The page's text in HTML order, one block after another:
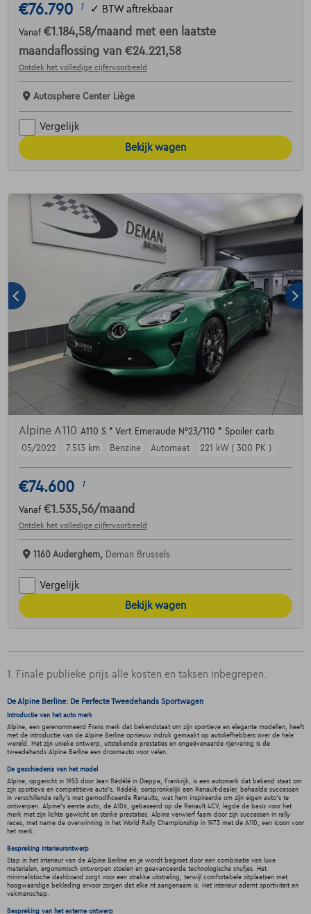
€76.790 1 ✓ BTW aftrekbaar
Vanaf €1.184,58/maand met een laatste
maandaflossing van €24.221,58
Ontdek het volledige cijfervoorbeeld
Autosphere Center Liège
Vergelijk
Bekijk wagen
Alpine A110 A110 S * Vert Emeraude N°23/110 * Spoiler carb.
05/2022
7.513 km Benzine Automaat 221 kW ( 300 PK )
€74.600 1
Vanaf €1.535,56/maand
Ontdek het volledige cijfervoorbeeld
1160 Auderghem, Deman Brussels
Vergelijk
Bekijk wagen
1. Finale publieke prijs alle kosten en taksen inbegrepen.
De Alpine Berline: De Perfecte Tweedehands Sportwagen
Introductie van het auto merk
Alpine, een gerenommeerd Frans merk dat bekendstaat om zijn sportieve en elegante modellen, heeft
met de introductie van de Alpine Berline opnieuw indruk gemaakt op autoliefhebbers over de hele
wereld. Met zijn unieke ontwerp, uitstekende prestaties en ongeëvenaarde rijervaring is de
tweedehands Alpine Berline een droomauto voor velen.
De geschiedenis van het model
Alpine, opgericht in 1955 door Jean Rédélé in Dieppe, Frankrijk, is een automerk dat bekend staat om
zijn sportieve en competitieve auto's. Rédélé, oorspronkelijk een Renault-dealer, behaalde successen
in verschillende rally's met gemodificeerde Renaults, wat hem inspireerde om zijn eigen auto's te
ontwerpen. Alpine's eerste auto, de A106, gebaseerd op de Renault 4CV, legde de basis voor het
merk met zijn lichte gewicht en sterke prestaties. Alpine verwierf faam door zijn successen in rally
races, met name de overwinning in het World Rally Championship in 1973 met de A110, een icoon voor
het merk.
Bespreking interieurontwerp
Stap in het interieur van de Alpine Berline en je wordt begroet door een combinatie van luxe
materialen, ergonomisch ontworpen stoelen en geavanceerde technologische snufjes. Het
minimalistische dashboard zorgt voor een strakke uitstraling, terwijl comfortabele zitplaatsen met
hoogwaardige bekleding ervoor zorgen dat elke rit aangenaam is. Het interieur ademt sportiviteit en
vakmanschap.
Bespreking van het externe ontwerp